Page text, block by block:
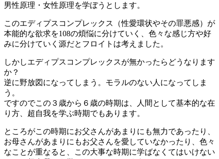
男性原理・女性原理を学ぼうとします。
このエディプスコンプレックス（性愛環状やその罪悪感）が
本能的な欲求を108の煩悩に分けていく、色々な感じ方や好
みに分けていく源だとフロイトは考えました。
しかしエディプスコンプレックスが無かったらどうなります
か？
逆に野放図になってしまう。モラルのない人になってしま
う。
ですのでこの３歳から６歳の時期は、人間として基本的な在
り方、超自我を学ぶ時期でもあります。
ところがこの時期にお父さんがあまりにも無力であったり、
お母さんがあまりにもお父さんを愛していなかったり、色々
なことが重なると、この大事な時期に学ばなくてはいけない